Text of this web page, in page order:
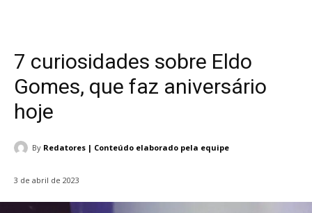
7 curiosidades sobre Eldo
Gomes, que faz aniversário
hoje
By Redatores | Conteúdo elaborado pela equipe
3 de abril de 2023